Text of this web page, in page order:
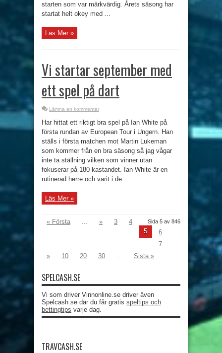
starten som var märkvärdig. Årets säsong har
startat helt okey med ...
Läs Mer »
Vi startar september med
ett spel på dart
Lämna en kommentar
Har hittat ett riktigt bra spel på Ian White på
första rundan av European Tour i Ungern. Han
ställs i första matchen mot Martin Lukeman
som kommer från en bra säsong så jag vågar
inte ta ställning vilken som vinner utan
fokuserar på 180 kastandet. Ian White är en
rutinerad herre och varit i de ...
Läs Mer »
Sida 5 av 846
« Första ... » 3
4
5
6
7
»
10 20 30 ... Sista »
SPELCASH.SE
Vi som driver Vinnonline.se driver även
Spelcash.se där du får gratis speltips och
bettingtips varje dag.
TRAVCASH.SE